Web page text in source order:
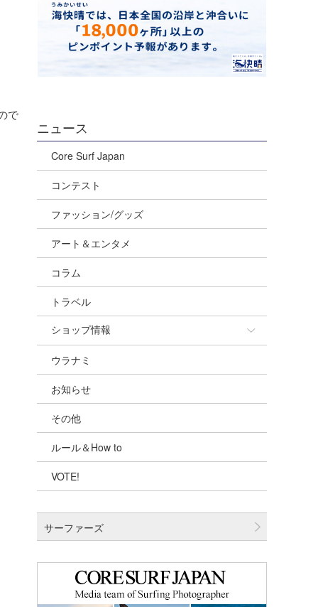
で
ニュース
Core Surf Japan
コンテスト
ファッション/グッズ
アート＆エンタメ
コラム
トラベル
ショップ情報
ショップ情報
湘南
千葉北
伊豆
千葉南
四国
沖縄
ウラナミ
お知らせ
その他
ルール＆How to
VOTE!
サーファーズ